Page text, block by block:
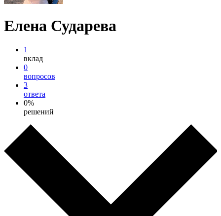
Елена Сударева
1
вклад
0
вопросов
3
ответа
0%
решений